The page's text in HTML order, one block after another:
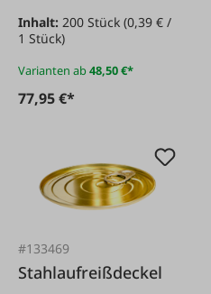
Inhalt: 200 Stück (0,39 € /
1 Stück)
Varianten ab48,50 €*
77,95 €*
#133469
Stahlaufreißdeckel